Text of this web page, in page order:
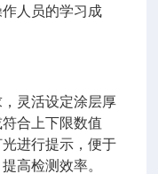
人员的学习成
灵活设定涂层厚
合上下限数值
进行提示，便于
高检测效率。